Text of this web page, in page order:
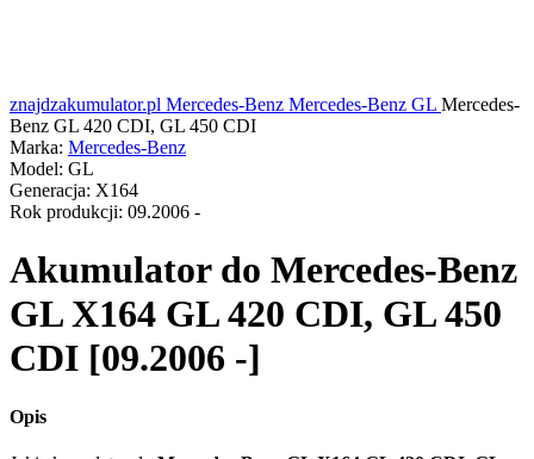
znajdzakumulator.pl Mercedes-Benz Mercedes-Benz GL Mercedes-
Benz GL 420 CDI, GL 450 CDI
Marka: Mercedes-Benz
Model: GL
Generacja: X164
Rok produkcji: 09.2006 -
Akumulator do Mercedes-Benz
GL X164 GL 420 CDI, GL 450
CDI [09.2006 -]
Opis